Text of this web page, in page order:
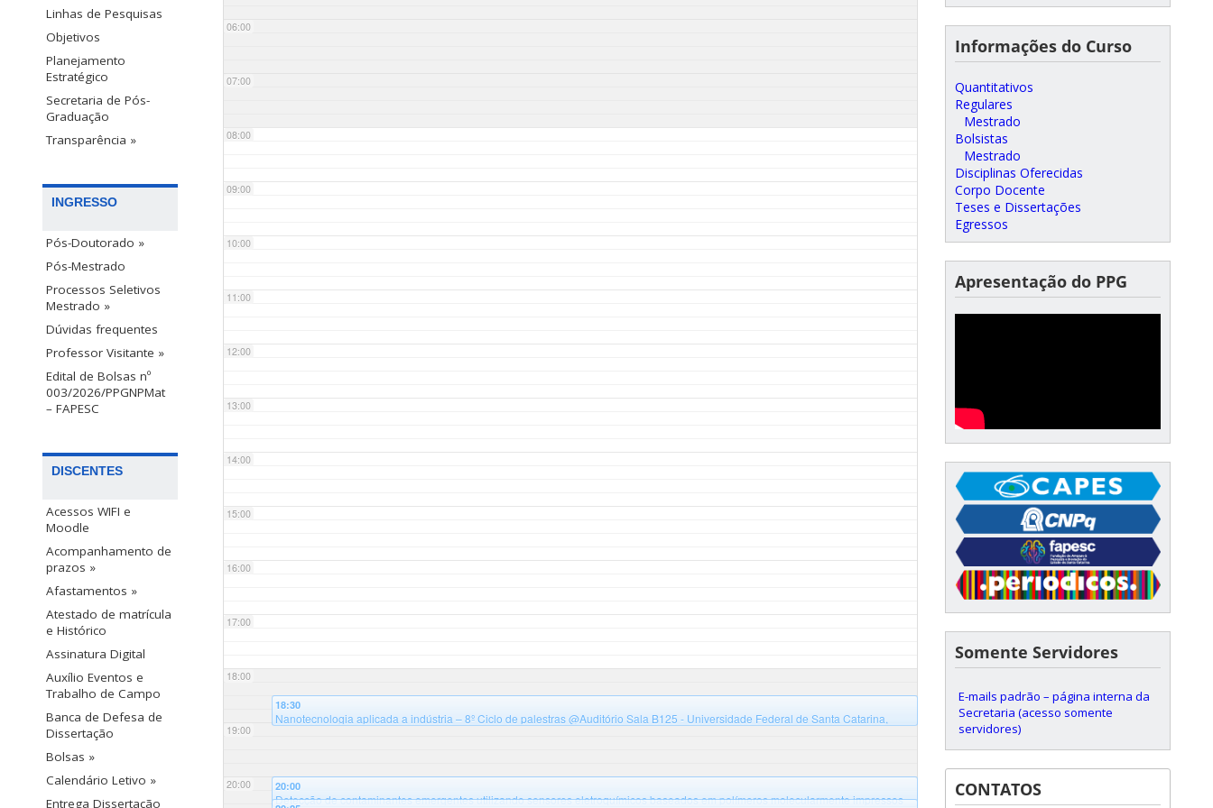
Linhas de Pesquisas
Objetivos
Planejamento
Estratégico
Secretaria de Pós-
Graduação
Transparência »
INGRESSO
Pós-Doutorado »
Pós-Mestrado
Processos Seletivos
Mestrado »
Dúvidas frequentes
Professor Visitante »
Edital de Bolsas nº
003/2026/PPGNPMat
– FAPESC
DISCENTES
Acessos WIFI e
Moodle
Acompanhamento de
prazos »
Afastamentos »
Atestado de matrícula
e Histórico
Assinatura Digital
Auxílio Eventos e
Trabalho de Campo
Banca de Defesa de
Dissertação
Bolsas »
Calendário Letivo »
Entrega Dissertação
06:00
07:00
08:00
09:00
10:00
11:00
12:00
13:00
14:00
15:00
16:00
17:00
18:00
19:00
20:00
18:30
Nanotecnologia aplicada a indústria – 8º Ciclo de palestras@Auditório Sala B125 - Universidade Federal de Santa Catarina,
20:00
Detecção de contaminantes emergentes utilizando sensores eletroquímicos baseados em polímeros molecularmente impressos
Informações do Curso
Quantitativos
Regulares
Mestrado
Bolsistas
Mestrado
Disciplinas Oferecidas
Corpo Docente
Teses e Dissertações
Egressos
Apresentação do PPG
Somente Servidores
E-mails padrão – página interna da
Secretaria (acesso somente
servidores)
CONTATOS